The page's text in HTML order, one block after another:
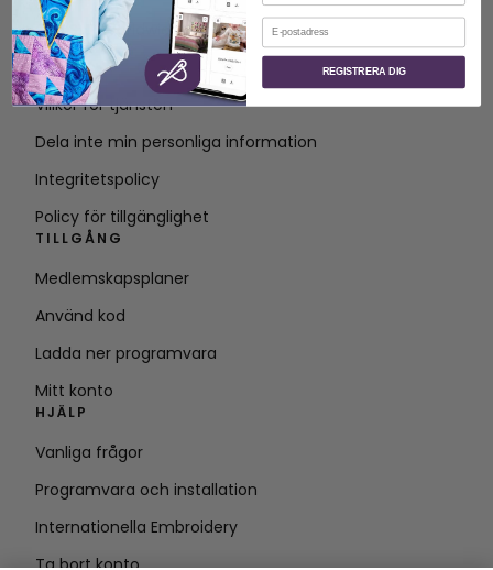
Om SVP Worldwide
Kontakt
Villkor för tjänsten
Dela inte min personliga information
Integritetspolicy
Policy för tillgänglighet
TILLGÅNG
Medlemskapsplaner
Använd kod
Ladda ner programvara
Mitt konto
HJÄLP
Vanliga frågor
Programvara och installation
Internationella Embroidery
Ta bort konto
E-post
REGISTRERA DIG